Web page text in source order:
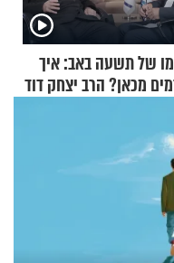
של תשעה באב: איך
מכאן? הרב יצחק דוד